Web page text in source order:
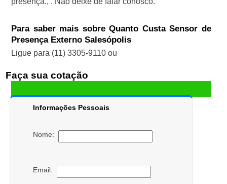
Para saber mais sobre Quanto Custa Sensor de
Presença Externo Salesópolis
Ligue para (11) 3305-9110ou
Faça sua cotação
Informações Pessoais
Nome:
Email: